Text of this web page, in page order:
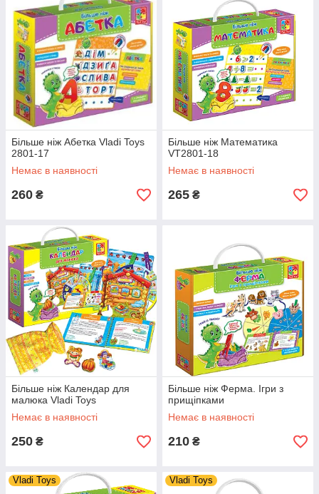
Більше ніж Абетка Vladi Toys
2801-17
Немає в наявності
260 ₴
Більше ніж Математика
VT2801-18
Немає в наявності
265 ₴
Більше ніж Календар для
малюка Vladi Toys
Немає в наявності
250 ₴
Більше ніж Ферма. Ігри з
прищіпками
Немає в наявності
210 ₴
Vladi Toys Vladi Toys